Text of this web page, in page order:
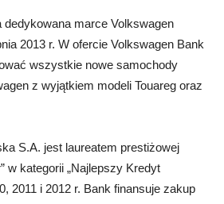
dedykowana marce Volkswagen
2013 r. W ofercie Volkswagen Bank
wszystkie nowe samochody
z wyjątkiem modeli Touareg oraz
S.A. jest laureatem prestiżowej
w kategorii „Najlepszy Kredyt
2011 i 2012 r. Bank finansuje zakup